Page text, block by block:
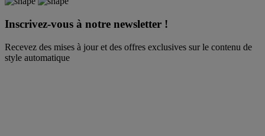
Inscrivez-vous à notre newsletter !
Recevez des mises à jour et des offres exclusives sur le contenu de
style automatique